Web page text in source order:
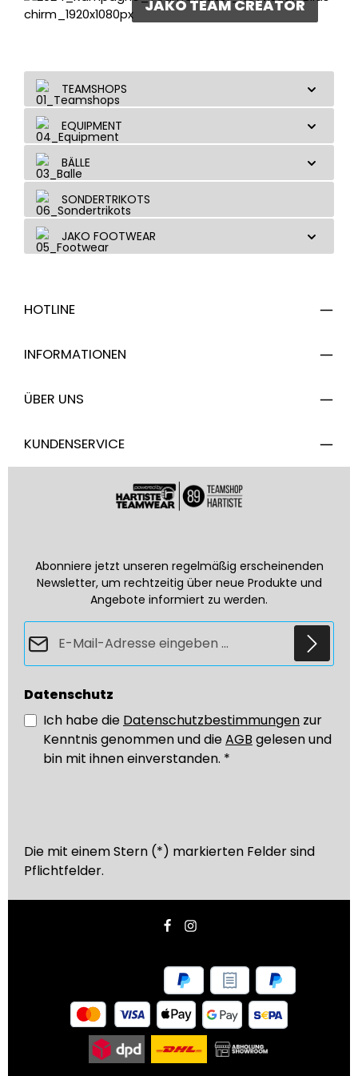
JAKO TEAM CREATOR
TEAMSHOPS
EQUIPMENT
BÄLLE
SONDERTRIKOTS
JAKO FOOTWEAR
HOTLINE
INFORMATIONEN
ÜBER UNS
KUNDENSERVICE
Abonniere jetzt unseren regelmäßig erscheinenden
Newsletter, um rechtzeitig über neue Produkte und
Angebote informiert zu werden.
Datenschutz
Ich habe die Datenschutzbestimmungen zur
Kenntnis genommen und dieAGB gelesen und
bin mit ihnen einverstanden. *
Die mit einem Stern (*) markierten Felder sind
Pflichtfelder.